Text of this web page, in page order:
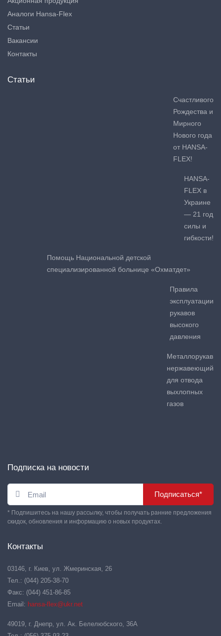
Аналоги Hansa-Flex
Статьи
Вакансии
Контакты
Статьи
Счастливого
Рождества и
Мирного
Нового года
от HANSA-
FLEX!
HANSA-
FLEX в
Украине
— 21 год
силы и
гибкости!
Помощь Национальной детской
специализированной больнице «Охматдет»
Правила
эксплуатации
рукавов
высокого
давления
Металлорукав
нержавеющий
для отвода
выхлопных
газов
Подписка на новости
Подписаться*
* Подпишитесь на нашу рассылку, чтобы получать ранние предложения
скидок, обновления и информацию о новых продуктах.
Контакты
03146, г. Киев, ул. Жмеринская, 26
Тел.: (044) 205-38-70
Факс: (044) 451-86-85
Email: hansa-flex@ukr.net
49019, г. Днепр, ул. Ак. Белелюбского, 36А